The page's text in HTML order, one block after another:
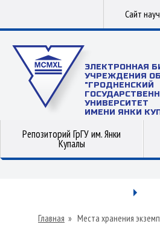
Сайт
ЭЛЕКТРОННАЯ
УЧРЕЖДЕНИЯ
"ГРОДНЕНСКИЙ
УНИВЕРСИТЕТ
ИМЕНИ ЯНКИ
Репозиторий ГрГУ им. Янки
Купалы
Главная » Места хранения